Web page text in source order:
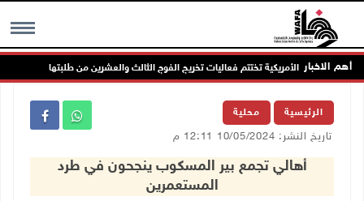
MENU أهم الاخبار
العربية الأمريكية تختتم فعاليات تخريج الفوج الثالث والعشرين من طلبتها
الرئيسية محلية
تاريخ النشر: 10/05/2024 12:11 م
أهالي تجمع بير المسكوب ينجحون في طرد
المستعمرين